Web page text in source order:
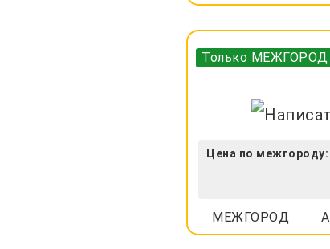
Только МЕЖГОРОД
Цена по межгороду:
МЕЖГОРОД